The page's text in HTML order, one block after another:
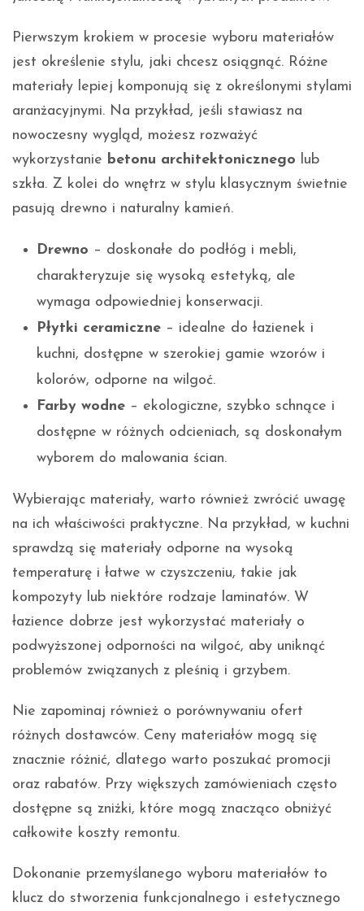
Pierwszym krokiem w procesie wyboru materiałów
jest określenie stylu, jaki chcesz osiągnąć. Różne
materiały lepiej komponują się z określonymi stylami
aranżacyjnymi. Na przykład, jeśli stawiasz na
nowoczesny wygląd, możesz rozważyć
wykorzystanie betonu architektonicznego lub
szkła. Z kolei do wnętrz w stylu klasycznym świetnie
pasują drewno i naturalny kamień.
Drewno – doskonałe do podłóg i mebli,
charakteryzuje się wysoką estetyką, ale
wymaga odpowiedniej konserwacji.
Płytki ceramiczne – idealne do łazienek i
kuchni, dostępne w szerokiej gamie wzorów i
kolorów, odporne na wilgoć.
Farby wodne – ekologiczne, szybko schnące i
dostępne w różnych odcieniach, są doskonałym
wyborem do malowania ścian.
Wybierając materiały, warto również zwrócić uwagę
na ich właściwości praktyczne. Na przykład, w kuchni
sprawdzą się materiały odporne na wysoką
temperaturę i łatwe w czyszczeniu, takie jak
kompozyty lub niektóre rodzaje laminatów. W
łazience dobrze jest wykorzystać materiały o
podwyższonej odporności na wilgoć, aby uniknąć
problemów związanych z pleśnią i grzybem.
Nie zapominaj również o porównywaniu ofert
różnych dostawców. Ceny materiałów mogą się
znacznie różnić, dlatego warto poszukać promocji
oraz rabatów. Przy większych zamówieniach często
dostępne są zniżki, które mogą znacząco obniżyć
całkowite koszty remontu.
Dokonanie przemyślanego wyboru materiałów to
klucz do stworzenia funkcjonalnego i estetycznego